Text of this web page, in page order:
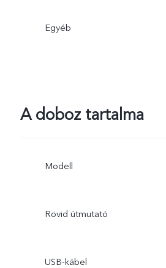
Egyéb
A doboz tartalma
Modell
Rövid útmutató
USB-kábel